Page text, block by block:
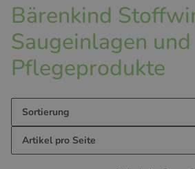
Bärenkind
Saugeinlagen und
Pflegeprodukte
Sortierung
Artikel pro Seite